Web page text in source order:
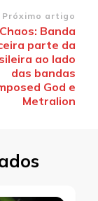
Próximo artigo
Banda
parte da
ao lado
das bandas
God e
Metralion